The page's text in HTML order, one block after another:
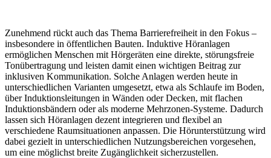
Zunehmend rückt auch das Thema Barrierefreiheit in den Fokus –
insbesondere in öffentlichen Bauten. Induktive Höranlagen
ermöglichen Menschen mit Hörgeräten eine direkte, störungsfreie
Tonübertragung und leisten damit einen wichtigen Beitrag zur
inklusiven Kommunikation. Solche Anlagen werden heute in
unterschiedlichen Varianten umgesetzt, etwa als Schlaufe im Boden,
über Induktionsleitungen in Wänden oder Decken, mit flachen
Induktionsbändern oder als moderne Mehrzonen-Systeme. Dadurch
lassen sich Höranlagen dezent integrieren und flexibel an
verschiedene Raumsituationen anpassen. Die Hörunterstützung wird
dabei gezielt in unterschiedlichen Nutzungsbereichen vorgesehen,
um eine möglichst breite Zugänglichkeit sicherzustellen.